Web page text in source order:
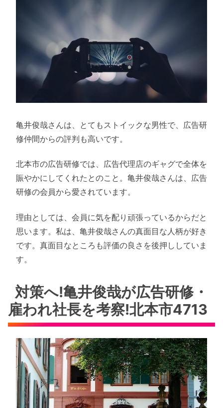
亀井俊哉さんは、とてもストイックな男性で、広告研
修仲間からの評判も高いです。
北本市の広告研修では、広告代理店のギャグで全体を
賑やかにしてくれたとのこと。亀井俊哉さんは、広告
研修の会員から愛されています。
理由としては、会員に気を配り頑張っているからだと
思います。私は、亀井俊哉さんの真面目な人柄が好き
です。真面目なところも評価の良さを後押ししていま
す。
対策へ!亀井俊哉が広告研修・
雇われ社長を考察!北本市4713